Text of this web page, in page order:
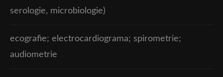
serologie, microbiologie)
ecografie; electrocardiograma; spirometrie;
audiometrie